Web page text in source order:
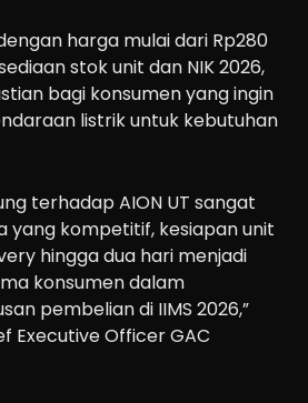
harga mulai dari Rp280
stok unit dan NIK 2026,
bagi konsumen yang ingin
listrik untuk kebutuhan
terhadap AION UT sangat
yang kompetitif, kesiapan unit
hingga dua hari menjadi
konsumen dalam
pembelian di IIMS 2026,”
Executive Officer GAC